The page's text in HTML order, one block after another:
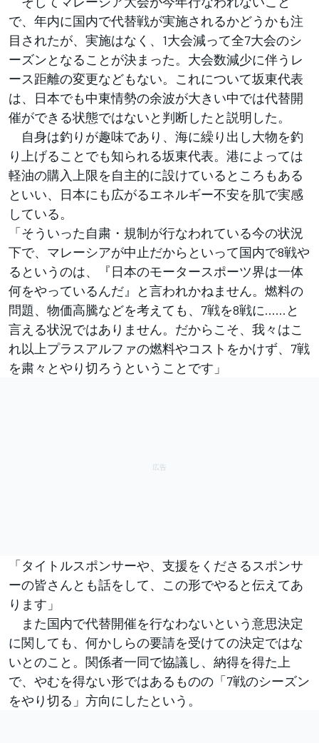
で、年内に国内で代替戦が実施されるかどうかも注
目されたが、実施はなく、1大会減って全7大会のシ
ーズンとなることが決まった。大会数減少に伴うレ
ース距離の変更などもない。これについて坂東代表
は、日本でも中東情勢の余波が大きい中では代替開
催ができる状態ではないと判断したと説明した。
自身は釣りが趣味であり、海に繰り出し大物を釣
り上げることでも知られる坂東代表。港によっては
軽油の購入上限を自主的に設けているところもある
といい、日本にも広がるエネルギー不安を肌で実感
している。
「そういった自粛・規制が行なわれている今の状況
下で、マレーシアが中止だからといって国内で8戦や
るというのは、『日本のモータースポーツ界は一体
何をやっているんだ』と言われかねません。燃料の
問題、物価高騰などを考えても、7戦を8戦に……と
言える状況ではありません。だからこそ、我々はこ
れ以上プラスアルファの燃料やコストをかけず、7戦
を粛々とやり切ろうということです」
「タイトルスポンサーや、支援をくださるスポンサ
ーの皆さんとも話をして、この形でやると伝えてあ
ります」
また国内で代替開催を行なわないという意思決定
に関しても、何かしらの要請を受けての決定ではな
いとのこと。関係者一同で協議し、納得を得た上
で、やむを得ない形ではあるものの「7戦のシーズン
をやり切る」方向にしたという。